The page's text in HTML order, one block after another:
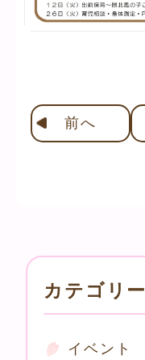
前へ
カテゴリー
イベント